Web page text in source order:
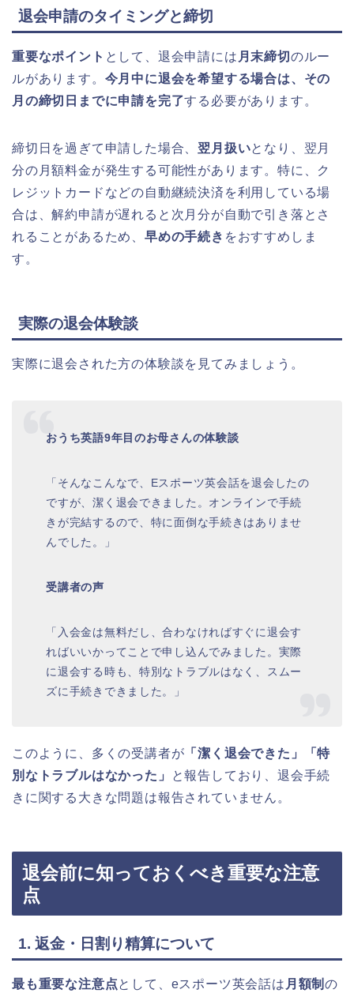
退会申請のタイミングと締切
重要なポイント として、退会申請には 月末締切 のルー
ルがあります。 今月中に退会を希望する場合は、その
月の締切日までに申請を完了する必要があります。
締切日を過ぎて申請した場合、 翌月扱いとなり、翌月
分の月額料金が発生する可能性があります。特に、ク
レジットカードなどの自動継続決済を利用している場
合は、解約申請が遅れると次月分が自動で引き落とさ
れることがあるため、早めの手続き をおすすめしま
す。
実際の退会体験談
実際に退会された方の体験談を見てみましょう。
おうち英語9年目のお母さんの体験談
「そんなこんなで、Eスポーツ英会話を退会したの
ですが、潔く退会できました。オンラインで手続
きが完結するので、特に面倒な手続きはありませ
んでした。」
受講者の声
「入会金は無料だし、合わなければすぐに退会す
ればいいかってことで申し込んでみました。実際
に退会する時も、特別なトラブルはなく、スムー
ズに手続きできました。」
このように、多くの受講者が 「潔く退会できた」「特
別なトラブルはなかった」
と報告しており、退会手続
きに関する大きな問題は報告されていません。
退会前に知っておくべき重要な注意
点
1. 返金・日割り精算について
最も重要な注意点として、eスポーツ英会話は 月額制の